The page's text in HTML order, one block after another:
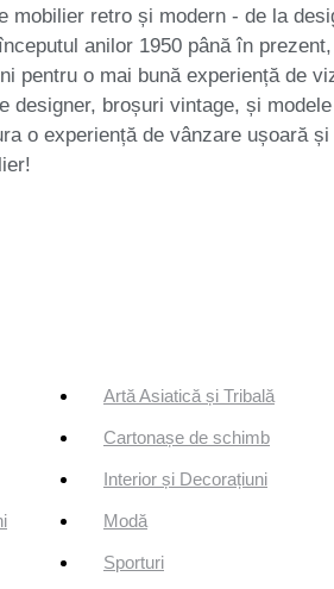
retro și modern - de la
anilor 1950 până în
o mai bună experiență de
broșuri vintage, și
o experiență de vânzare ușoară
Artă Asiatică și Tribală
Cartonașe de schimb
Interior și Decorațiuni
Modă
Sporturi